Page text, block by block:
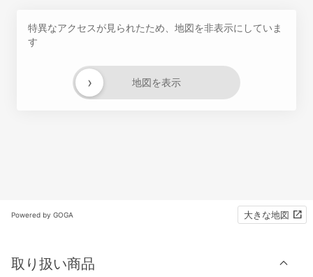
特異なアクセスが見られたため、地図を非表示にしていま
す
地図を表示
›
Powered by GOGA 大きな地図
取り扱い商品